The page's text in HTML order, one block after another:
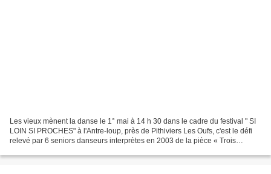
Les vieux mènent la danse le 1° mai à 14 h 30 dans le cadre du festival " SI
LOIN SI PROCHES" à l'Antre-loup, près de Pithiviers Les Oufs, c'est le défi
relevé par 6 seniors danseurs interprètes en 2003 de la pièce « Trois